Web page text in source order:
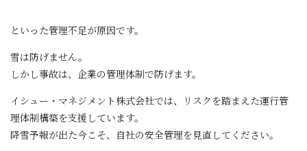
といった管理不足が原因です。
雪は防げません。
しかし事故は、企業の管理体制で防げます。
イシュー・マネジメント株式会社では、リスクを踏まえた運行管
理体制構築を支援しています。
降雪予報が出た今こそ、自社の安全管理を見直してください。